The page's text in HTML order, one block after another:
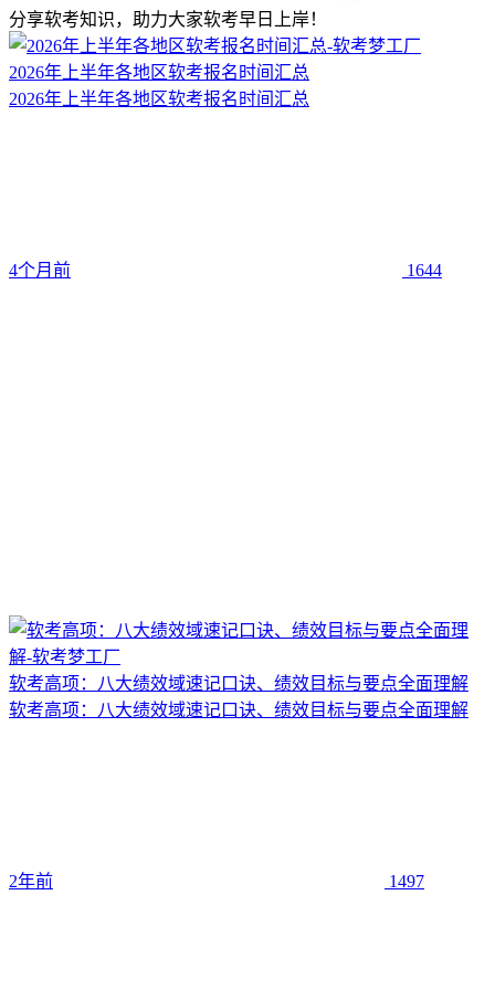
分享软考知识，助力大家软考早日上岸！
2026年上半年各地区软考报名时间汇总
2026年上半年各地区软考报名时间汇总
4个月前 1644
软考高项：八大绩效域速记口诀、绩效目标与要点全面理解
软考高项：八大绩效域速记口诀、绩效目标与要点全面理解
2年前 1497